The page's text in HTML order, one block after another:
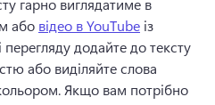
гарно виглядатиме в
або відео в YouTube із
додайте до тексту
або виділяйте слова
Якщо вам потрібно